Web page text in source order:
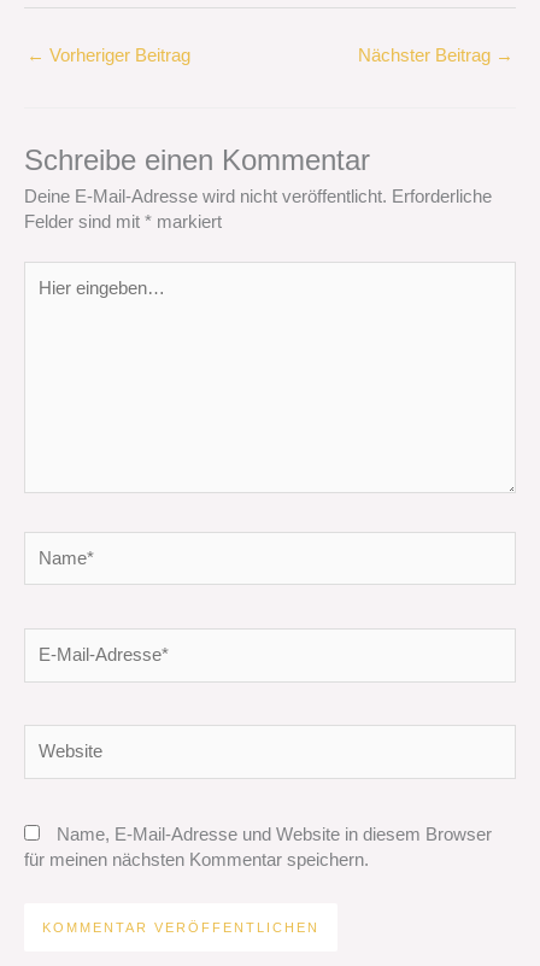
← Vorheriger Beitrag Nächster Beitrag →
Schreibe einen Kommentar
Deine E-Mail-Adresse wird nicht veröffentlicht. Erforderliche
Felder sind mit * markiert
eingeben…
Mail-
Name, E-Mail-Adresse und Website in diesem Browser
für meinen nächsten Kommentar speichern.